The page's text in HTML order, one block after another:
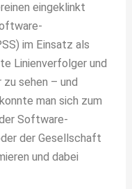
eingeklinkt
im Einsatz als
Linienverfolger und
sehen – und
man sich zum
Software-
der Gesellschaft
und dabei